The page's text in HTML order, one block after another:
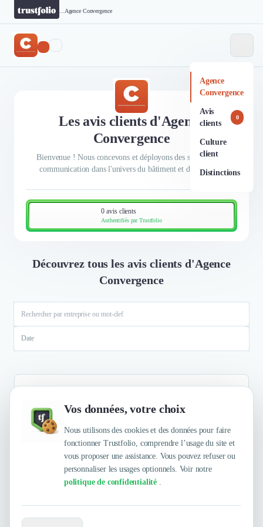
Vos données, votre choix
Nous utilisons des cookies et des données pour faire
fonctionner Trustfolio, comprendre l’usage du site et
vous proposer une assistance. Vous pouvez refuser ou
personnaliser les usages optionnels. Voir notre
politique de confidentialité .
Agence Convergence
Agence
Convergence
Avis
clients
0
Culture
client
Distinctions
Les avis clients d'Agence
Convergence
Bienvenue ! Nous concevons et déployons des stratégies de
communication dans l'univers du bâtiment et de l'habitat.
0 avis clients
Authentifiés par Trustfolio
Découvrez tous les avis clients d'Agence
Convergence
Date
Aucun résultat